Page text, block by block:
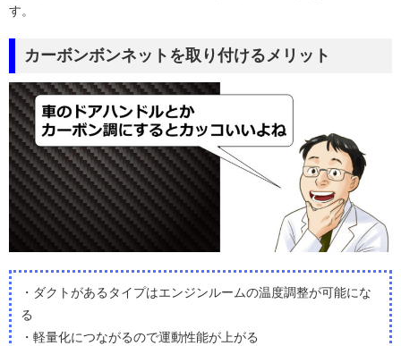
す。
カーボンボンネットを取り付けるメリット
・ダクトがあるタイプはエンジンルームの温度調整が可能にな
る
・軽量化につながるので運動性能が上がる